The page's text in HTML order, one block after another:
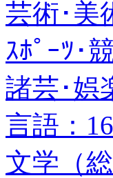
芸術･美
ｽﾎﾟｰﾂ･
諸芸･娯
言語：16
文学（